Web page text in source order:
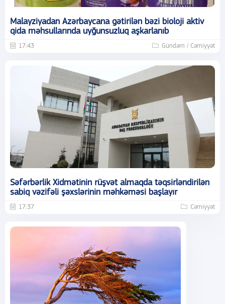
Malayziyadan Azərbaycana gətirilən bəzi bioloji aktiv
qida məhsullarında uyğunsuzluq aşkarlanıb
17:43 Gündəm / Cəmiyyət
Səfərbərlik Xidmətinin rüşvət almaqda təqsirləndirilən
sabiq vəzifəli şəxslərinin məhkəməsi başlayır
17:37 Cəmiyyət